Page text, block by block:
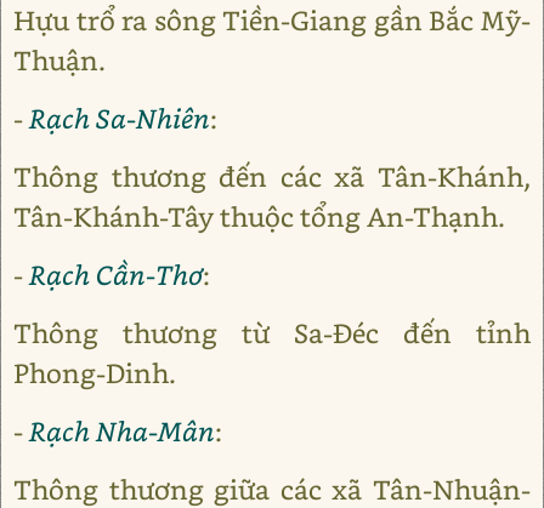
Hựu trổ ra sông Tiền-Giang gần Bắc Mỹ-
Thuận.
-Rạch Sa-Nhiên:
Thông thương đến các xã Tân-Khánh,
Tân-Khánh-Tây thuộc tổng An-Thạnh.
-Rạch Cần-Thơ:
Thông thương từ Sa-Đéc đến tỉnh
Phong-Dinh.
-Rạch Nha-Mân:
Thông thương giữa các xã Tân-Nhuận-